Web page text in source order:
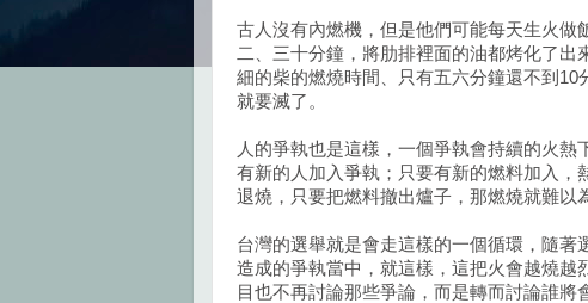
古人沒有內燃機，但是他們可能每天生火做
二、三十分鐘，將肋排裡面的油都烤化了
細的柴的燃燒時間、只有五六分鐘還不到
就要滅了。
人的爭執也是這樣，一個爭執會持續的火
有新的人加入爭執；只要有新的燃料加入，
退燒，只要把燃料撤出爐子，那燃燒就難以
台灣的選舉就是會走這樣的一個循環，隨
造成的爭執當中，就這樣，這把火會越燒越
目也不再討論那些爭論，而是轉而討論誰將